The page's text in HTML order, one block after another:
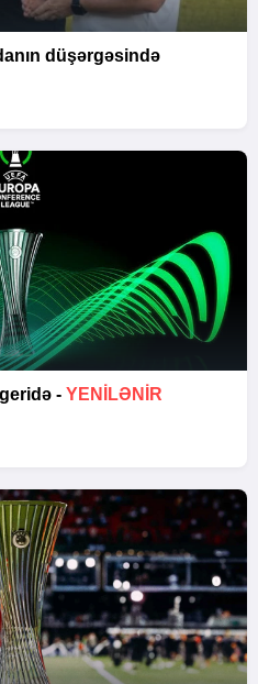
düşərgəsində
- YENİLƏNİR